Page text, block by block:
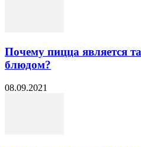
Почему пицца является
блюдом?
08.09.2021